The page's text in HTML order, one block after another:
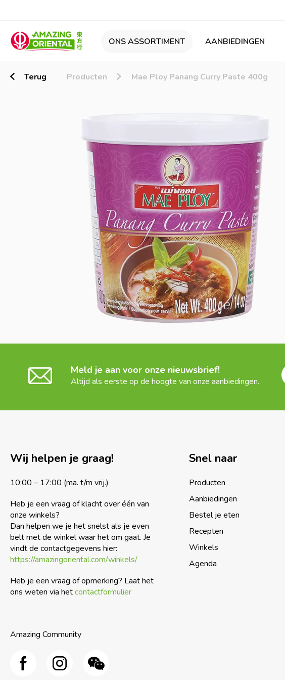
ONS ASSORTIMENT AANBIEDINGEN
Terug Producten Mae Ploy Panang Curry Paste 400g
Meld je aan voor onze nieuwsbrief!
Altijd als eerste op de hoogte van onze aanbiedingen.
Wij helpen je graag!
10:00 – 17:00 (ma. t/m vrij.)
Heb je een vraag of klacht over één van
onze winkels?
Dan helpen we je het snelst als je even
belt met de winkel waar het om gaat. Je
vindt de contactgegevens hier:
https://amazingoriental.com/winkels/
Heb je een vraag of opmerking? Laat het
ons weten via hetcontactformulier
Amazing Community
Snel naar
Producten
Aanbiedingen
Bestel je eten
Recepten
Winkels
Agenda